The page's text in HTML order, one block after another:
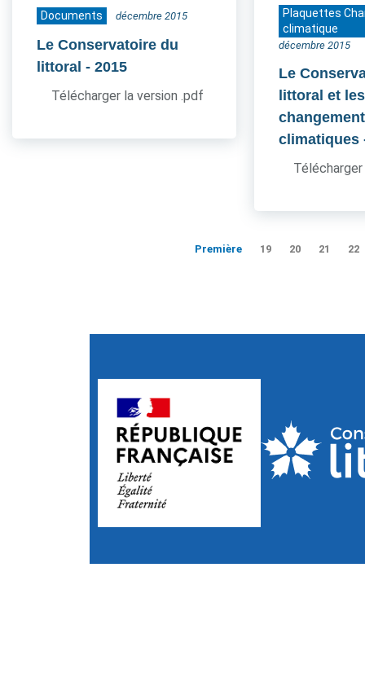
Documents décembre 2015
Le Conservatoire du
littoral - 2015
Télécharger la version .pdf
Plaquettes
climatique
décembre 2015
Le
littoral et les
climatiques
Première 19 20 21 22